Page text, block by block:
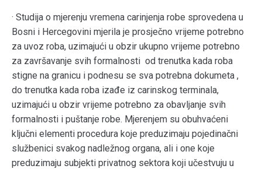
· Studija o mjerenju vremena carinjenja robe sprovedena u
Bosni i Hercegovini mjerila je prosječno vrijeme potrebno
za uvoz roba, uzimajući u obzir ukupno vrijeme potrebno
za završavanje svih formalnosti od trenutka kada roba
stigne na granicu i podnesu se sva potrebna dokumeta ,
do trenutka kada roba izađe iz carinskog terminala,
uzimajući u obzir vrijeme potrebno za obavljanje svih
formalnosti i puštanje robe. Mjerenjem su obuhvaćeni
ključni elementi procedura koje preduzimaju pojedinačni
službenici svakog nadležnog organa, ali i one koje
preduzimaju subjekti privatnog sektora koji učestvuju u